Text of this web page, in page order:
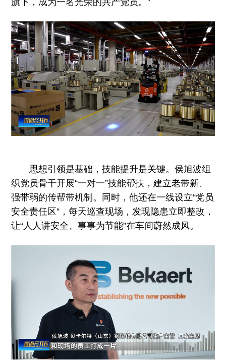
旗下，成为一名光荣的共产党员。”
思想引领是基础，技能提升是关键。侯旭波组
织党员骨干开展“一对一”技能帮扶，建立老带新、
强带弱的传帮带机制。同时，他还在一线设立“党员
安全责任区”，每天巡查现场，发现隐患立即整改，
让“人人讲安全、事事为节能”在车间蔚然成风。